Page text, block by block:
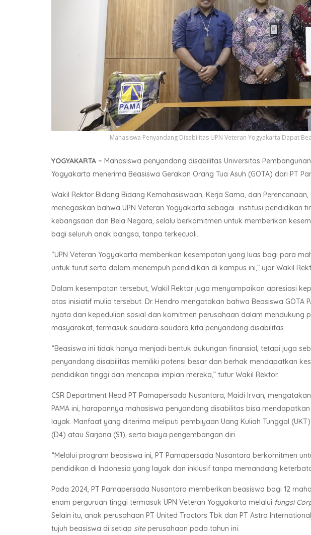
Mahasiswa Penyandang Disabilitas UPN Veteran Yogyakarta Dapat
YOGYAKARTA – Mahasiswa penyandang disabilitas Universitas
Yogyakarta menerima Beasiswa Gerakan Orang Tua Asuh (GOTA) dari PT
Wakil Rektor Bidang Bidang Kemahasiswaan, Kerja Sama, dan Perencanaan,
menegaskan bahwa UPN Veteran Yogyakarta sebagai institusi pendidikan
kebangsaan dan Bela Negara, selalu berkomitmen untuk memberikan
bagi seluruh anak bangsa, tanpa terkecuali.
“UPN Veteran Yogyakarta memberikan kesempatan yang luas bagi para
untuk turut serta dalam menempuh pendidikan di kampus ini,” ujar Wakil
Dalam kesempatan tersebut, Wakil Rektor juga menyampaikan apresiasi
atas inisiatif mulia tersebut. Dr. Hendro mengatakan bahwa Beasiswa GOTA
nyata dari kepedulian sosial dan komitmen perusahaan dalam mendukung
masyarakat, termasuk saudara-saudara kita penyandang disabilitas.
“Beasiswa ini tidak hanya menjadi bentuk dukungan finansial, tetapi juga
penyandang disabilitas memiliki potensi besar dan berhak mendapatkan
pendidikan tinggi dan mencapai impian mereka,” tutur Wakil Rektor.
CSR Department Head PT Pamapersada Nusantara, Maidi Irvan,
PAMA ini, harapannya mahasiswa penyandang disabilitas bisa
layak. Manfaat yang diterima meliputi pembiyaan Uang Kuliah Tunggal
(D4) atau Sarjana (S1), serta biaya pengembangan diri.
“Melalui program beasiswa ini, PT Pamapersada Nusantara berkomitmen
pendidikan di Indonesia yang layak dan inklusif tanpa memandang
Pada 2024, PT Pamapersada Nusantara memberikan beasiswa bagi 12
enam perguruan tinggi termasuk UPN Veteran Yogyakarta melalui fungsi
Selain itu, anak perusahaan PT United Tractors Tbk dan PT Astra
tujuh beasiswa di setiap siteperusahaan pada tahun ini.